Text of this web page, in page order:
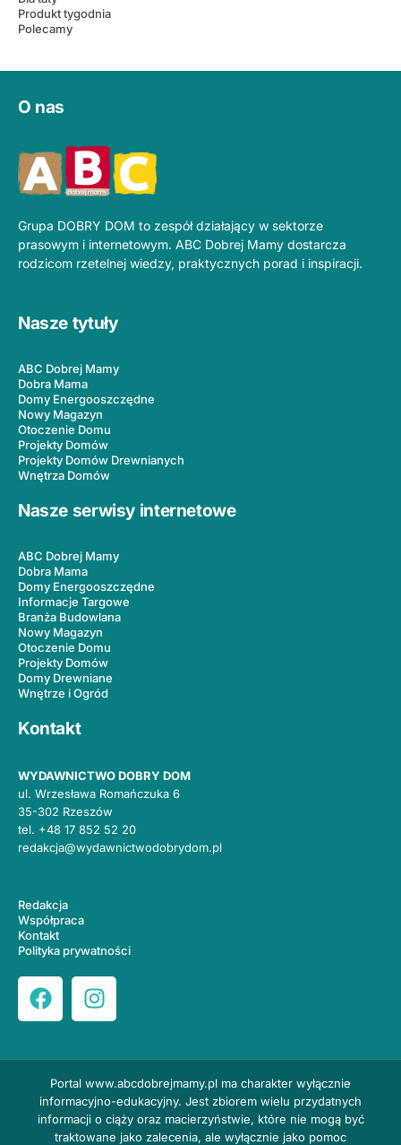
Produkt tygodnia
Polecamy
O nas
Grupa DOBRY DOM to zespół działający w sektorze
prasowym i internetowym. ABC Dobrej Mamy dostarcza
rodzicom rzetelnej wiedzy, praktycznych porad i inspiracji.
Nasze tytuły
ABC Dobrej Mamy
Dobra Mama
Domy Energooszczędne
Nowy Magazyn
Otoczenie Domu
Projekty Domów
Projekty Domów Drewnianych
Wnętrza Domów
Nasze serwisy internetowe
ABC Dobrej Mamy
Dobra Mama
Domy Energooszczędne
Informacje Targowe
Branża Budowlana
Nowy Magazyn
Otoczenie Domu
Projekty Domów
Domy Drewniane
Wnętrze i Ogród
Kontakt
WYDAWNICTWO DOBRY DOM
ul. Wrzesława Romańczuka 6
35-302 Rzeszów
tel. +48 17 852 52 20
redakcja@wydawnictwodobrydom.pl
Redakcja
Współpraca
Kontakt
Polityka prywatności
Portal www.abcdobrejmamy.pl ma charakter wyłącznie
informacyjno-edukacyjny. Jest zbiorem wielu przydatnych
informacji o ciąży oraz macierzyństwie, które nie mogą być
traktowane jako zalecenia, ale wyłącznie jako pomoc